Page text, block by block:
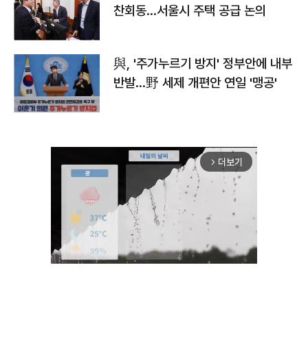
찬회동...서울시 주택 공급 논의
與, '주가누르기 방지' 정부안에 내부
반발…野 세제 개편안 연일 '맹공'
arrow_forward_ios 더보기